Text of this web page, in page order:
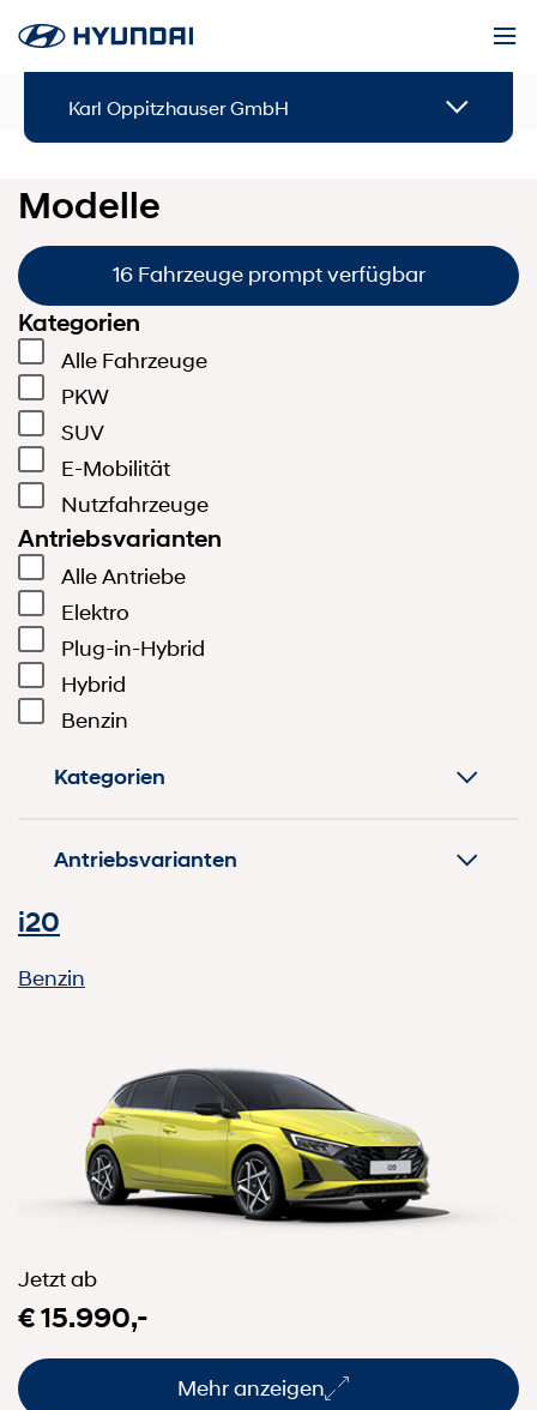
Karl Oppitzhauser GmbH
Modelle
Modelle
16 Fahrzeuge prompt verfügbar
Kategorien
Alle Fahrzeuge
PKW
SUV
E-Mobilität
Nutzfahrzeuge
Antriebsvarianten
Alle Antriebe
Elektro
Plug-in-Hybrid
Hybrid
Benzin
Kategorien
Antriebsvarianten
i20
Benzin
Jetzt ab
€ 15.990,-
Mehr anzeigen